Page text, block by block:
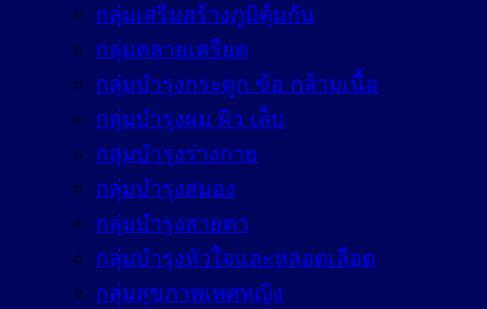
กลุ่มเสริมสร้างภูมิคุ้มกัน
กลุ่มคลายเครียด
กลุ่มบำรุงกระดูก ข้อ กล้ามเนื้อ
กลุ่มบำรุงผม ผิว เล็บ
กลุ่มบำรุงร่างกาย
กลุ่มบำรุงสมอง
กลุ่มบำรุงสายตา
กลุ่มบำรุงหัวใจและหลอดเลือด
กลุ่มสุขภาพเพศหญิง